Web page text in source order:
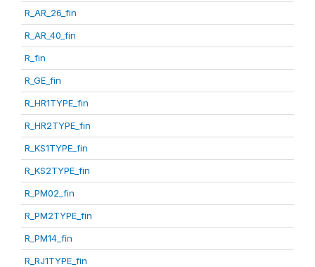
R_AR_26_fin
R_AR_40_fin
R_fin
R_GE_fin
R_HR1TYPE_fin
R_HR2TYPE_fin
R_KS1TYPE_fin
R_KS2TYPE_fin
R_PM02_fin
R_PM2TYPE_fin
R_PM14_fin
R_RJ1TYPE_fin